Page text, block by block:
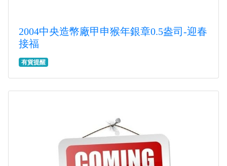
2004中央造幣廠甲申猴年銀章0.5盎司-迎春
接福
有貨提醒